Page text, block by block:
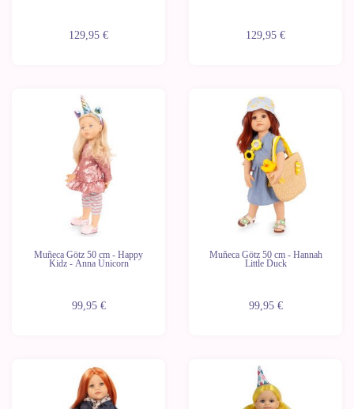
129,95 € 129,95 €
Muñeca Götz 50 cm - Happy
Kidz - Anna Unicorn
99,95 €
Muñeca Götz 50 cm - Hannah
Little Duck
99,95 €